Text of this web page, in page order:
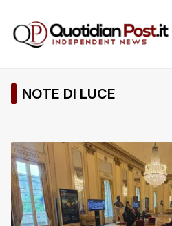
NOTE DI LUCE